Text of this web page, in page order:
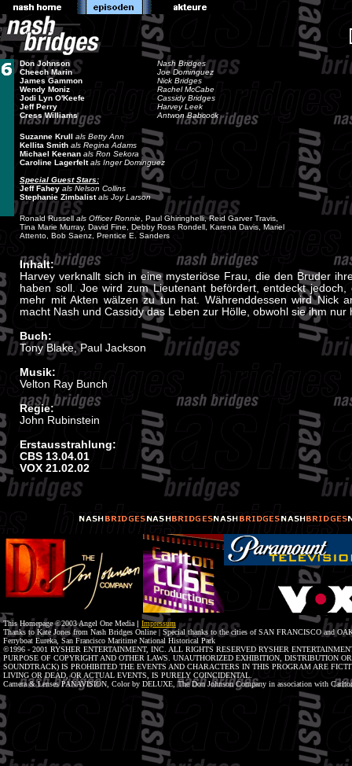
Don Johnson
Cheech Marin
James Gammon
Wendy Moniz
Jodi Lyn O'Keefe
Jeff Perry
Cress Williams
Nash Bridges
Joe Dominguez
Nick Bridges
Rachel McCabe
Cassidy Bridges
Harvey Leek
Antwon Babcock
Suzanne Krull als Betty Ann
Kellita Smith als Regina Adams
Michael Keenan als Ron Sekora
Caroline Lagerfelt als Inger Dominguez
Special Guest Stars:
Jeff Fahey als Nelson Collins
Stephanie Zimbalist als Joy Larson
Ronald Russell als Officer Ronnie , Paul Ghiringhelli, Reid Garver Travis,
Tina Marie Murray, David Fine, Debby Ross Rondell, Karena Davis, Mariel
Attento, Bob Saenz, Prentice E. Sanders
Inhalt:
Harvey verknallt sich in eine mysteriöse Frau, die den Bruder
haben soll. Joe wird zum Lieutenant befördert, entdeckt
mehr mit Akten wälzen zu tun hat. Währenddessen wird Nick
macht Nash und Cassidy das Leben zur Hölle, obwohl sie ihm nur
Buch:
Tony Blake, Paul Jackson
Musik:
Velton Ray Bunch
Regie:
John Rubinstein
Erstausstrahlung:
CBS 13.04.01
VOX 21.02.02
This Homepage ©2003 Angel One Media | Impressum
Thanks to Kate Jones from Nash Bridges Online | Special thanks to the cities of SAN FRANCISCO and
Ferryboat Eureka, San Francisco Maritime National Historical Park
©1996 - 2001 RYSHER ENTERTAINMENT, INC. ALL RIGHTS RESERVED RYSHER
PURPOSE OF COPYRIGHT AND OTHER LAWS. UNAUTHORIZED EXHIBITION, DISTRIBUTION
SOUNDTRACK) IS PROHIBITED THE EVENTS AND CHARACTERS IN THIS PROGRAM ARE
LIVING OR DEAD, OR ACTUAL EVENTS, IS PURELY COINCIDENTAL.
Camera & Lenses PANAVISION, Color by DELUXE, The Don Johnson Company in association with